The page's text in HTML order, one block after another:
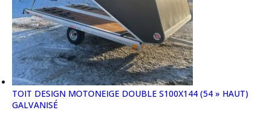
TOIT DESIGN MOTONEIGE DOUBLE S100X144 (54 » HAUT)
GALVANISÉ